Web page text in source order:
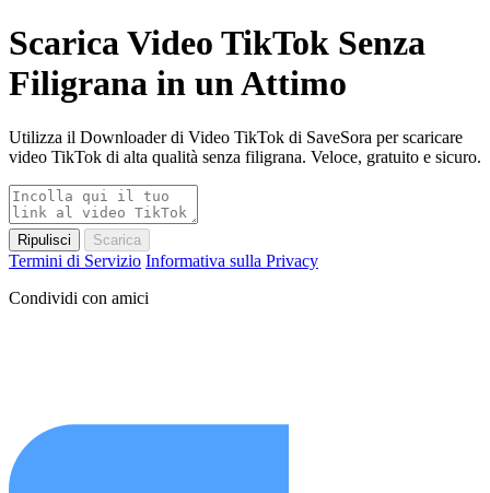
Scarica Video TikTok Senza
Filigrana in un Attimo
Utilizza il Downloader di Video TikTok di SaveSora per scaricare
video TikTok di alta qualità senza filigrana. Veloce, gratuito e sicuro.
Ripulisci Scarica
Termini di Servizio Informativa sulla Privacy
Condividi con amici